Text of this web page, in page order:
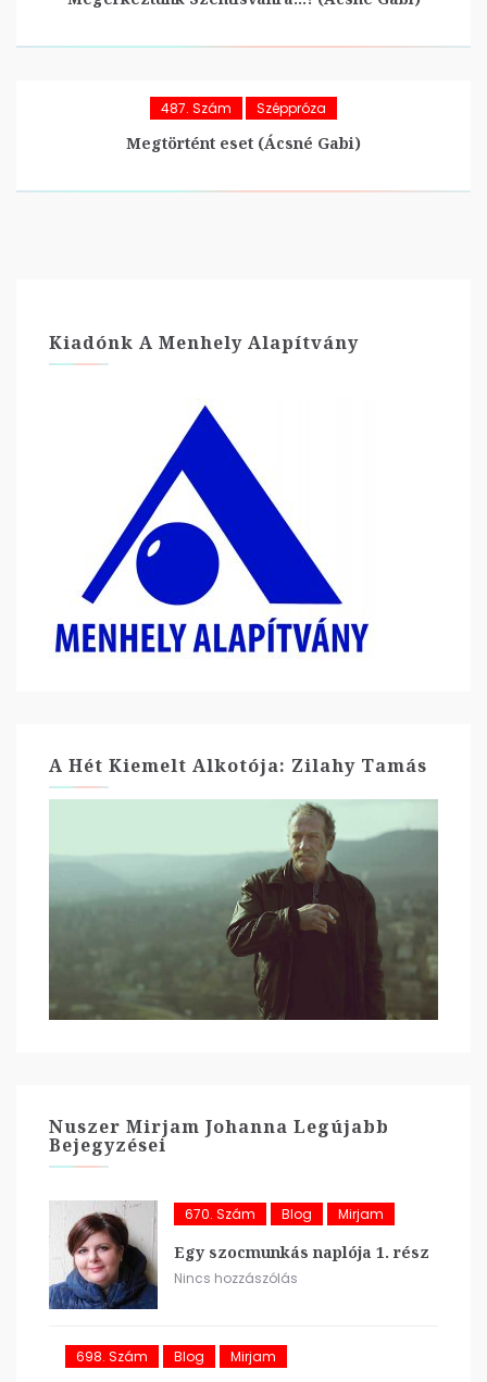
487. Szám Széppróza
Megtörtént eset (Ácsné Gabi)
Kiadónk A Menhely Alapítvány
A Hét Kiemelt Alkotója: Zilahy Tamás
Nuszer Mirjam Johanna Legújabb
Bejegyzései
670. Szám Blog Mirjam
Egy szocmunkás naplója 1. rész
Nincs hozzászólás
698. Szám Blog Mirjam